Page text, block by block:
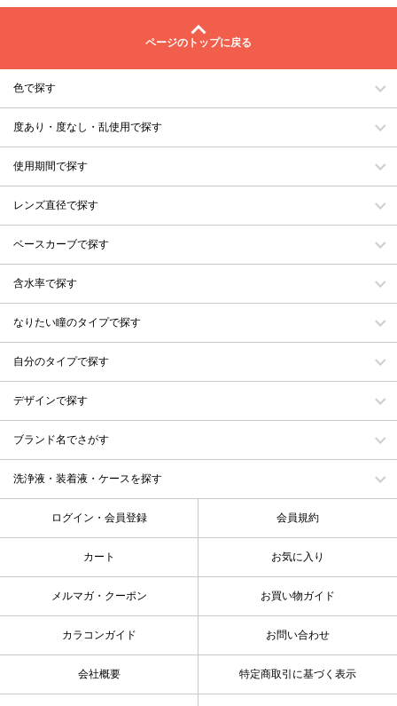
ページのトップに戻る
色で探す
度あり・度なし・乱使用で探す
使用期間で探す
レンズ直径で探す
ベースカーブで探す
含水率で探す
なりたい瞳のタイプで探す
自分のタイプで探す
デザインで探す
ブランド名でさがす
洗浄液・装着液・ケースを探す
ログイン・会員登録 会員規約
カート お気に入り
メルマガ・クーポン お買い物ガイド
カラコンガイド お問い合わせ
会社概要 特定商取引に基づく表示